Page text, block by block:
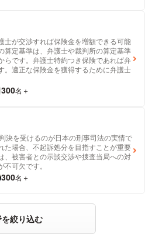
士が交渉すれば保険金を増額できる可能
算定基準は、弁護士や裁判所の算定基準
らです。弁護士特約つき保険であれば弁
。適正な保険金を獲得するために弁護士
300名 ＋
決を受けるのが日本の刑事司法の実情で
た場合、不起訴処分を目指すことが重要
、被害者との示談交渉や捜査当局への対
可欠です。
300名 ＋
絞り込む